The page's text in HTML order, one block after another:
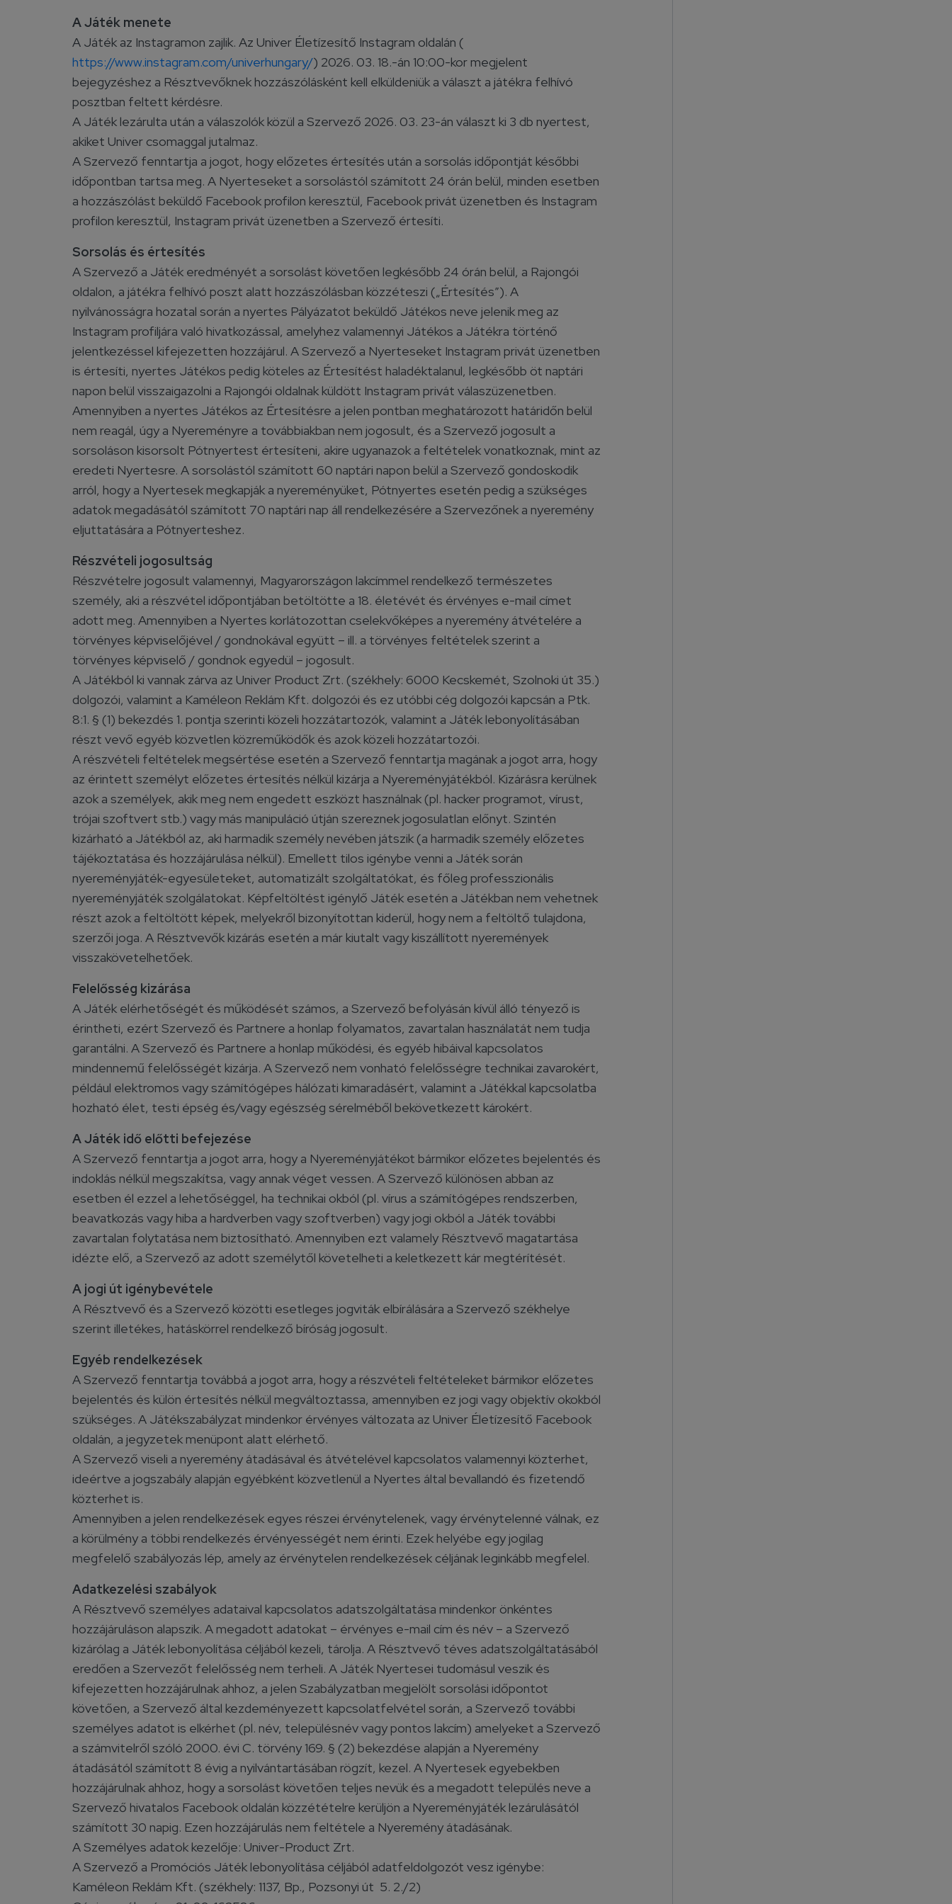
A Játék menete
A Játék az Instagramon zajlik. Az Univer Életízesítő Instagram oldalán (
https://www.instagram.com/univerhungary/) 2026. 03. 18.-án 10:00-kor megjelent
bejegyzéshez a Résztvevőknek hozzászólásként kell elküldeniük a választ a játékra felhívó
posztban feltett kérdésre.
A Játék lezárulta után a válaszolók közül a Szervező 2026. 03. 23-án választ ki 3 db nyertest,
akiket Univer csomaggal jutalmaz.
A Szervező fenntartja a jogot, hogy előzetes értesítés után a sorsolás időpontját későbbi
időpontban tartsa meg. A Nyerteseket a sorsolástól számított 24 órán belül, minden esetben
a hozzászólást beküldő Facebook profilon keresztül, Facebook privát üzenetben és Instagram
profilon keresztül, Instagram privát üzenetben a Szervező értesíti.
Sorsolás és értesítés
A Szervező a Játék eredményét a sorsolást követően legkésőbb 24 órán belül, a Rajongói
oldalon, a játékra felhívó poszt alatt hozzászólásban közzéteszi („Értesítés”). A
nyilvánosságra hozatal során a nyertes Pályázatot beküldő Játékos neve jelenik meg az
Instagram profiljára való hivatkozással, amelyhez valamennyi Játékos a Játékra történő
jelentkezéssel kifejezetten hozzájárul. A Szervező a Nyerteseket Instagram privát üzenetben
is értesíti, nyertes Játékos pedig köteles az Értesítést haladéktalanul, legkésőbb öt naptári
napon belül visszaigazolni a Rajongói oldalnak küldött Instagram privát válaszüzenetben.
Amennyiben a nyertes Játékos az Értesítésre a jelen pontban meghatározott határidőn belül
nem reagál, úgy a Nyereményre a továbbiakban nem jogosult, és a Szervező jogosult a
sorsoláson kisorsolt Pótnyertest értesíteni, akire ugyanazok a feltételek vonatkoznak, mint az
eredeti Nyertesre. A sorsolástól számított 60 naptári napon belül a Szervező gondoskodik
arról, hogy a Nyertesek megkapják a nyereményüket, Pótnyertes esetén pedig a szükséges
adatok megadásától számított 70 naptári nap áll rendelkezésére a Szervezőnek a nyeremény
eljuttatására a Pótnyerteshez.
Részvételi jogosultság
Részvételre jogosult valamennyi, Magyarországon lakcímmel rendelkező természetes
személy, aki a részvétel időpontjában betöltötte a 18. életévét és érvényes e-mail címet
adott meg. Amennyiben a Nyertes korlátozottan cselekvőképes a nyeremény átvételére a
törvényes képviselőjével / gondnokával együtt – ill. a törvényes feltételek szerint a
törvényes képviselő / gondnok egyedül – jogosult.
A Játékból ki vannak zárva az Univer Product Zrt. (székhely: 6000 Kecskemét, Szolnoki út 35.)
dolgozói, valamint a Kaméleon Reklám Kft. dolgozói és ez utóbbi cég dolgozói kapcsán a Ptk.
8:1. § (1) bekezdés 1. pontja szerinti közeli hozzátartozók, valamint a Játék lebonyolításában
részt vevő egyéb közvetlen közreműködők és azok közeli hozzátartozói.
A részvételi feltételek megsértése esetén a Szervező fenntartja magának a jogot arra, hogy
az érintett személyt előzetes értesítés nélkül kizárja a Nyereményjátékból. Kizárásra kerülnek
azok a személyek, akik meg nem engedett eszközt használnak (pl. hacker programot, vírust,
trójai szoftvert stb.) vagy más manipuláció útján szereznek jogosulatlan előnyt. Szintén
kizárható a Játékból az, aki harmadik személy nevében játszik (a harmadik személy előzetes
tájékoztatása és hozzájárulása nélkül). Emellett tilos igénybe venni a Játék során
nyereményjáték-egyesületeket, automatizált szolgáltatókat, és főleg professzionális
nyereményjáték szolgálatokat. Képfeltöltést igénylő Játék esetén a Játékban nem vehetnek
részt azok a feltöltött képek, melyekről bizonyítottan kiderül, hogy nem a feltöltő tulajdona,
szerzői joga. A Résztvevők kizárás esetén a már kiutalt vagy kiszállított nyeremények
visszakövetelhetőek.
Felelősség kizárása
A Játék elérhetőségét és működését számos, a Szervező befolyásán kívül álló tényező is
érintheti, ezért Szervező és Partnere a honlap folyamatos, zavartalan használatát nem tudja
garantálni. A Szervező és Partnere a honlap működési, és egyéb hibáival kapcsolatos
mindennemű felelősségét kizárja. A Szervező nem vonható felelősségre technikai zavarokért,
például elektromos vagy számítógépes hálózati kimaradásért, valamint a Játékkal kapcsolatba
hozható élet, testi épség és/vagy egészség sérelméből bekövetkezett károkért.
A Játék idő előtti befejezése
A Szervező fenntartja a jogot arra, hogy a Nyereményjátékot bármikor előzetes bejelentés és
indoklás nélkül megszakítsa, vagy annak véget vessen. A Szervező különösen abban az
esetben él ezzel a lehetőséggel, ha technikai okból (pl. vírus a számítógépes rendszerben,
beavatkozás vagy hiba a hardverben vagy szoftverben) vagy jogi okból a Játék további
zavartalan folytatása nem biztosítható. Amennyiben ezt valamely Résztvevő magatartása
idézte elő, a Szervező az adott személytől követelheti a keletkezett kár megtérítését.
A jogi út igénybevétele
A Résztvevő és a Szervező közötti esetleges jogviták elbírálására a Szervező székhelye
szerint illetékes, hatáskörrel rendelkező bíróság jogosult.
Egyéb rendelkezések
A Szervező fenntartja továbbá a jogot arra, hogy a részvételi feltételeket bármikor előzetes
bejelentés és külön értesítés nélkül megváltoztassa, amennyiben ez jogi vagy objektív okokból
szükséges. A Játékszabályzat mindenkor érvényes változata az Univer Életízesítő Facebook
oldalán, a jegyzetek menüpont alatt elérhető.
A Szervező viseli a nyeremény átadásával és átvételével kapcsolatos valamennyi közterhet,
ideértve a jogszabály alapján egyébként közvetlenül a Nyertes által bevallandó és fizetendő
közterhet is.
Amennyiben a jelen rendelkezések egyes részei érvénytelenek, vagy érvénytelenné válnak, ez
a körülmény a többi rendelkezés érvényességét nem érinti. Ezek helyébe egy jogilag
megfelelő szabályozás lép, amely az érvénytelen rendelkezések céljának leginkább megfelel.
Adatkezelési szabályok
A Résztvevő személyes adataival kapcsolatos adatszolgáltatása mindenkor önkéntes
hozzájáruláson alapszik. A megadott adatokat – érvényes e-mail cím és név – a Szervező
kizárólag a Játék lebonyolítása céljából kezeli, tárolja. A Résztvevő téves adatszolgáltatásából
eredően a Szervezőt felelősség nem terheli. A Játék Nyertesei tudomásul veszik és
kifejezetten hozzájárulnak ahhoz, a jelen Szabályzatban megjelölt sorsolási időpontot
követően, a Szervező által kezdeményezett kapcsolatfelvétel során, a Szervező további
személyes adatot is elkérhet (pl. név, településnév vagy pontos lakcím) amelyeket a Szervező
a számvitelről szóló 2000. évi C. törvény 169. § (2) bekezdése alapján a Nyeremény
átadásától számított 8 évig a nyilvántartásában rögzít, kezel. A Nyertesek egyebekben
hozzájárulnak ahhoz, hogy a sorsolást követően teljes nevük és a megadott település neve a
Szervező hivatalos Facebook oldalán közzétételre kerüljön a Nyereményjáték lezárulásától
számított 30 napig. Ezen hozzájárulás nem feltétele a Nyeremény átadásának.
A Személyes adatok kezelője: Univer-Product Zrt.
A Szervező a Promóciós Játék lebonyolítása céljából adatfeldolgozót vesz igénybe:
Kaméleon Reklám Kft. (székhely: 1137, Bp., Pozsonyi út 5. 2./2)